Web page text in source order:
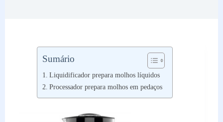
Sumário
Liquidificador prepara molhos líquidos
Processador prepara molhos em pedaços